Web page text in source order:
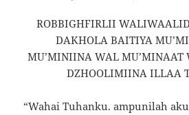
ROBBIGHFIRLII
DAKHOLA BAITIYA
MU’MINIINA WAL MU’MINAAT
DZHOOLIMIINA ILLAA
“Wahai Tuhanku. ampunilah